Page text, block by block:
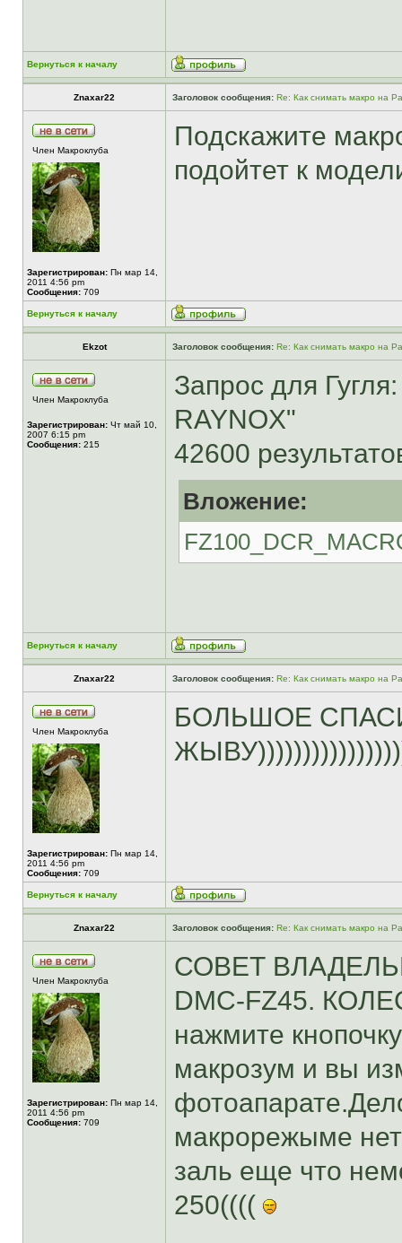
Вернуться к началу
Znaxar22 Заголовок сообщения: Re: Как снимать макро на
Член Макроклуба
Зарегистрирован: Пн мар 14,
2011 4:56 pm
Сообщения: 709
Подскажите
подойтет к
Вернуться к началу
Ekzot Заголовок сообщения: Re: Как снимать макро на
Член Макроклуба
Зарегистрирован: Чт май 10,
2007 6:15 pm
Сообщения: 215
Запрос для
RAYNOX"
42600
Вложение:
Вернуться к началу
Znaxar22 Заголовок сообщения: Re: Как снимать макро на
Член Макроклуба
Зарегистрирован: Пн мар 14,
2011 4:56 pm
Сообщения: 709
БОЛЬШОЕ
Вернуться к началу
Znaxar22 Заголовок сообщения: Re: Как снимать макро на
Член Макроклуба
Зарегистрирован: Пн мар 14,
2011 4:56 pm
Сообщения: 709
СОВЕТ
DMC-FZ45.
нажмите
макрозум и вы
макрорежыме
заль еще что
250((((